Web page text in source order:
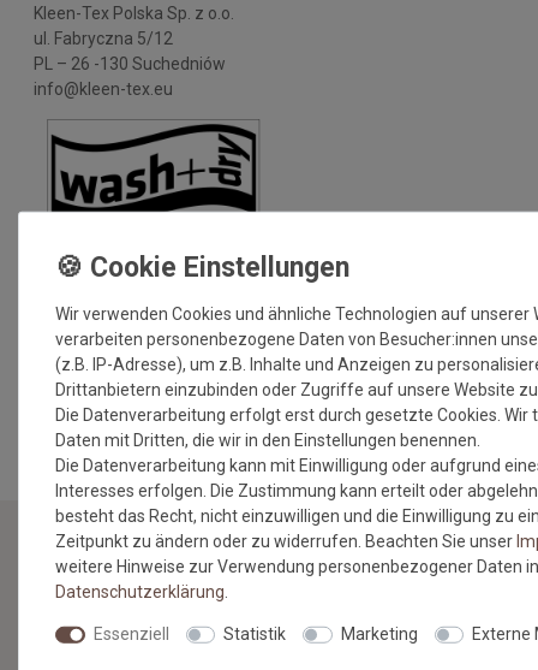
Kleen-Tex Polska Sp. z o.o.
ul. Fabryczna 5/12
PL – 26 -130 Suchedniów
info@kleen-tex.eu
MEHR INFORMATIONEN ZUM EU VERANTWORTLICHEN »
NEWSLETTER
Jetzt anmelden: Profitieren Sie von aktuellen Angeboten
Wir verwenden Cookies und ähnliche Technologien auf unserer
verarbeiten personenbezogene Daten von Besucher:innen
(z.B. IP-Adresse), um z.B. Inhalte und Anzeigen zu
Drittanbietern einzubinden oder Zugriffe auf unsere Website
Die Datenverarbeitung erfolgt erst durch gesetzte Cookies. Wir
Daten mit Dritten, die wir in den Einstellungen benennen.
Die Datenverarbeitung kann mit Einwilligung oder aufgrund
Interesses erfolgen. Die Zustimmung kann erteilt oder
besteht das Recht, nicht einzuwilligen und die Einwilligung zu
Zeitpunkt zu ändern oder zu widerrufen. Beachten Sie unser
weitere Hinweise zur Verwendung personenbezogener Daten
Daten­schutz­erklärung
Essenziell Statistik Marketing Externe